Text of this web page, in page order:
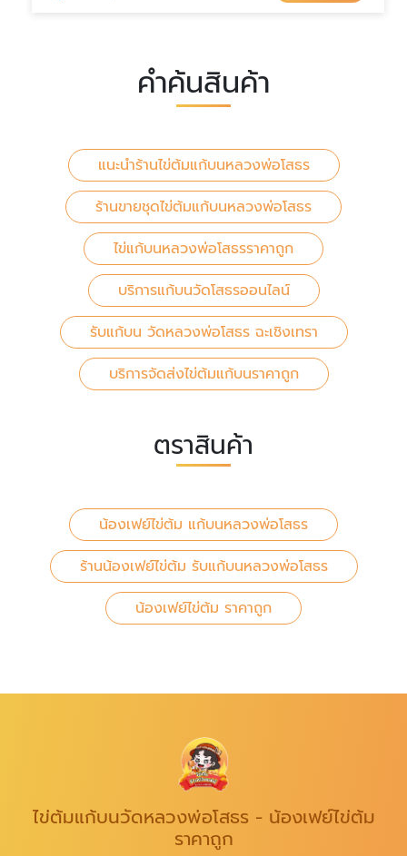
คำค้นสินค้า
แนะนำร้านไข่ต้มแก้บนหลวงพ่อโสธร
ร้านขายชุดไข่ต้มแก้บนหลวงพ่อโสธร
ไข่แก้บนหลวงพ่อโสธรราคาถูก
บริการแก้บนวัดโสธรออนไลน์
รับแก้บน วัดหลวงพ่อโสธร ฉะเชิงเทรา
บริการจัดส่งไข่ต้มแก้บนราคาถูก
ตราสินค้า
น้องเฟย์ไข่ต้ม แก้บนหลวงพ่อโสธร
ร้านน้องเฟย์ไข่ต้ม รับแก้บนหลวงพ่อโสธร
น้องเฟย์ไข่ต้ม ราคาถูก
ไข่ต้มแก้บนวัดหลวงพ่อโสธร - น้องเฟย์ไข่ต้ม
ราคาถูก